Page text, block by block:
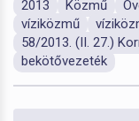
2013 Közmű
víziközmű
58/2013. (II. 27.)
bekötővezeték